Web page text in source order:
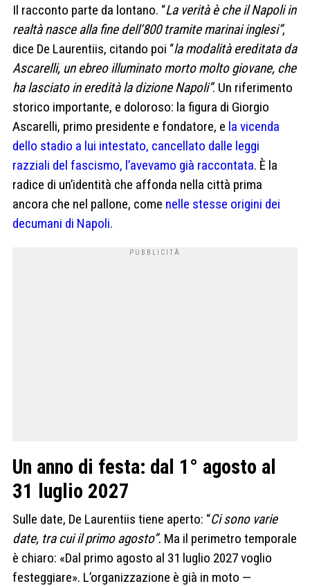
Il racconto parte da lontano. “La verità è che il Napoli in
realtà nasce alla fine dell’800 tramite marinai inglesi”,
dice De Laurentiis, citando poi “la modalità ereditata da
Ascarelli, un ebreo illuminato morto molto giovane, che
ha lasciato in eredità la dizione Napoli”. Un riferimento
storico importante, e doloroso: la figura di Giorgio
Ascarelli, primo presidente e fondatore, e la vicenda
dello stadio a lui intestato, cancellato dalle leggi
razziali del fascismo, l’avevamo già raccontata. È la
radice di un’identità che affonda nella città prima
ancora che nel pallone, come nelle stesse origini dei
decumani di Napoli.
Un anno di festa: dal 1° agosto al
31 luglio 2027
Sulle date, De Laurentiis tiene aperto: “Ci sono varie
date, tra cui il primo agosto”. Ma il perimetro temporale
è chiaro: «Dal primo agosto al 31 luglio 2027 voglio
festeggiare». L’organizzazione è già in moto —